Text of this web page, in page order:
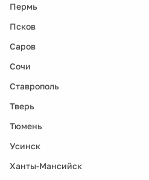
Пермь
Псков
Саров
Сочи
Ставрополь
Тверь
Тюмень
Усинск
Ханты-Мансийск